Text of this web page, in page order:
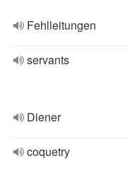
Fehlleitungen
servants
Diener
coquetry